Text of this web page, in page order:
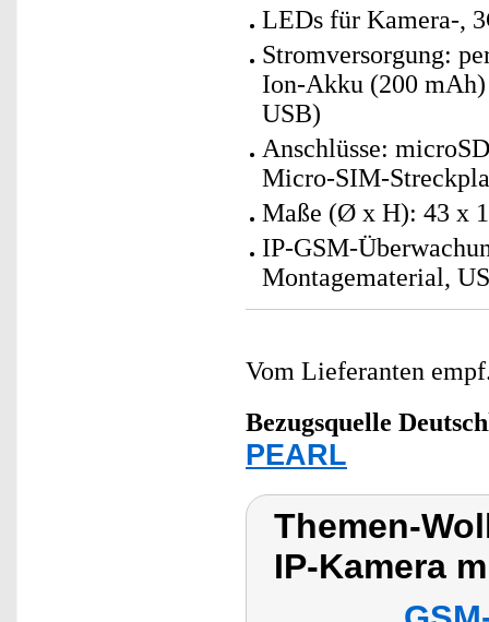
LEDs für Kamera-,
Stromversorgung:
Ion-Akku (200
USB)
Anschlüsse:
Micro-SIM-
Maße (Ø x H): 43 x
IP-GSM-
Montagematerial,
Vom Lieferanten
Bezugsquelle
PEARL
Themen-
IP-Kamera